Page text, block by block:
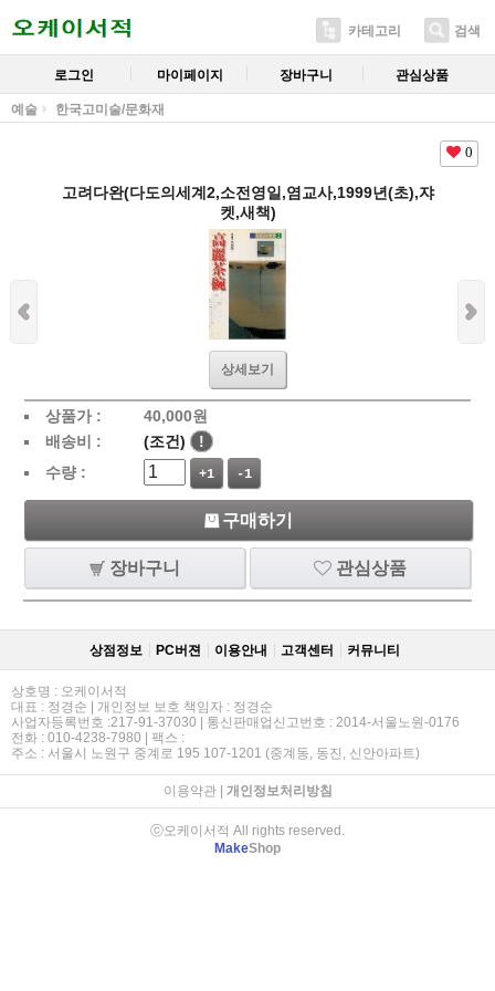
카테고리 검색
로그인 마이페이지 장바구니 관심상품
예술 한국고미술/문화재
0
고려다완(다도의세계2,소전영일,염교사,1999년(초),쟈
켓,새책)
상세보기
상품가 : 40,000원
배송비 :
(조건)
!
수량 :
+1 -1
구매하기
장바구니 관심상품
상점정보 PC버젼 이용안내 고객센터 커뮤니티
상호명 : 오케이서적
대표 : 정경순 | 개인정보 보호 책임자 : 정경순
사업자등록번호 :217-91-37030 | 통신판매업신고번호 : 2014-서울노원-0176
전화 : 010-4238-7980 | 팩스 :
주소 : 서울시 노원구 중계로 195 107-1201 (중계동, 동진, 신안아파트)
이용약관| 개인정보처리방침
ⓒ오케이서적 All rights reserved.
MakeShop